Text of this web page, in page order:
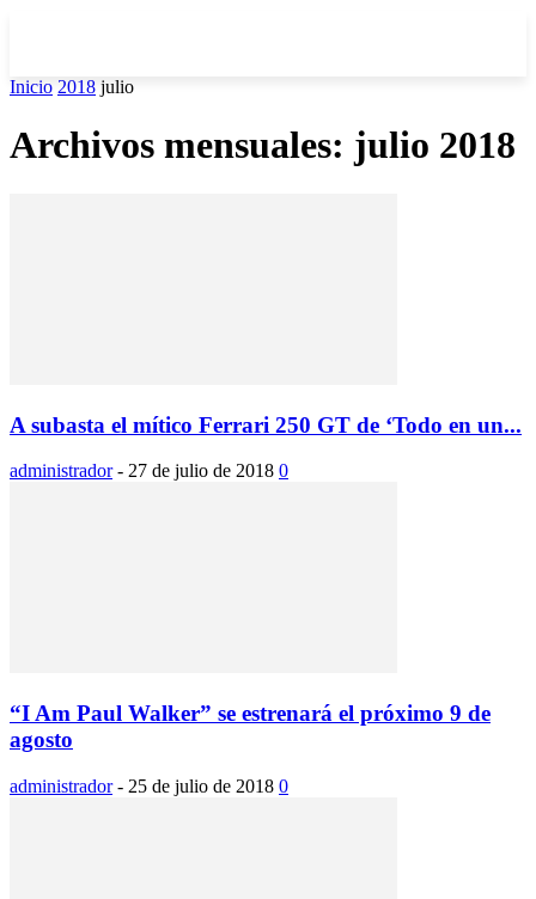
Inicio 2018 julio
Archivos mensuales: julio 2018
A subasta el mítico Ferrari 250 GT de ‘Todo en un...
administrador - 27 de julio de 2018 0
“I Am Paul Walker” se estrenará el próximo 9 de
agosto
administrador - 25 de julio de 2018 0